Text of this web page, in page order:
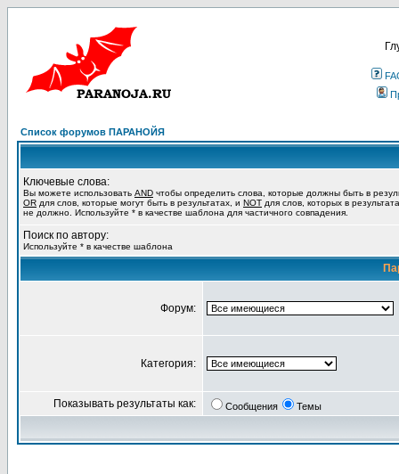
Список форумов ПАРАНОЙЯ
Ключевые слова:
Вы можете использовать AND чтобы определить слова, которые должны быть в
OR для слов, которые могут быть в результатах, и NOT для слов, которых в
не должно. Используйте * в качестве шаблона для частичного совпадения.
Поиск по автору:
Используйте * в качестве шаблона
Форум:
Категория:
Показывать результаты как: Сообщения Темы